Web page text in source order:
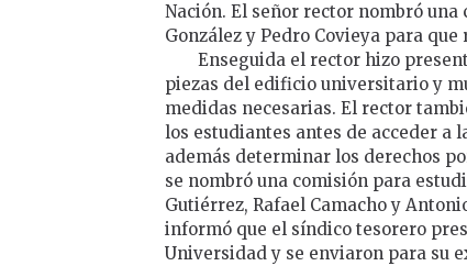
Nación. El señor rector nombró
González y Pedro Covieya para
Enseguida el rector hizo
piezas del edificio universitario y
medidas necesarias. El rector
los estudiantes antes de acceder a
además determinar los derechos
se nombró una comisión para
Gutiérrez, Rafael Camacho y
informó que el síndico tesorero
Universidad y se enviaron para su